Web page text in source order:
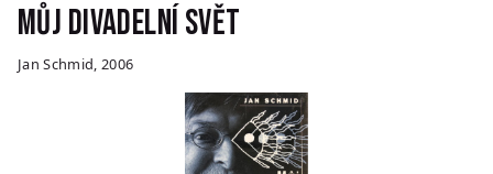
Můj divadelní svět
Jan Schmid, 2006